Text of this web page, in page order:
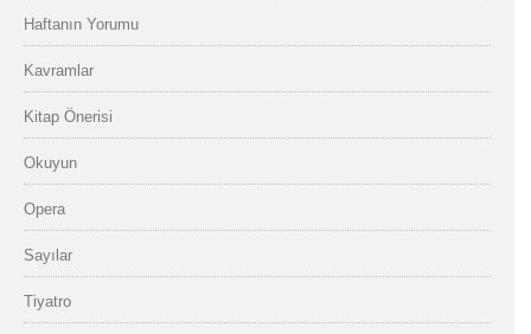
Haftanın Yorumu
Kavramlar
Kitap Önerisi
Okuyun
Opera
Sayılar
Tiyatro